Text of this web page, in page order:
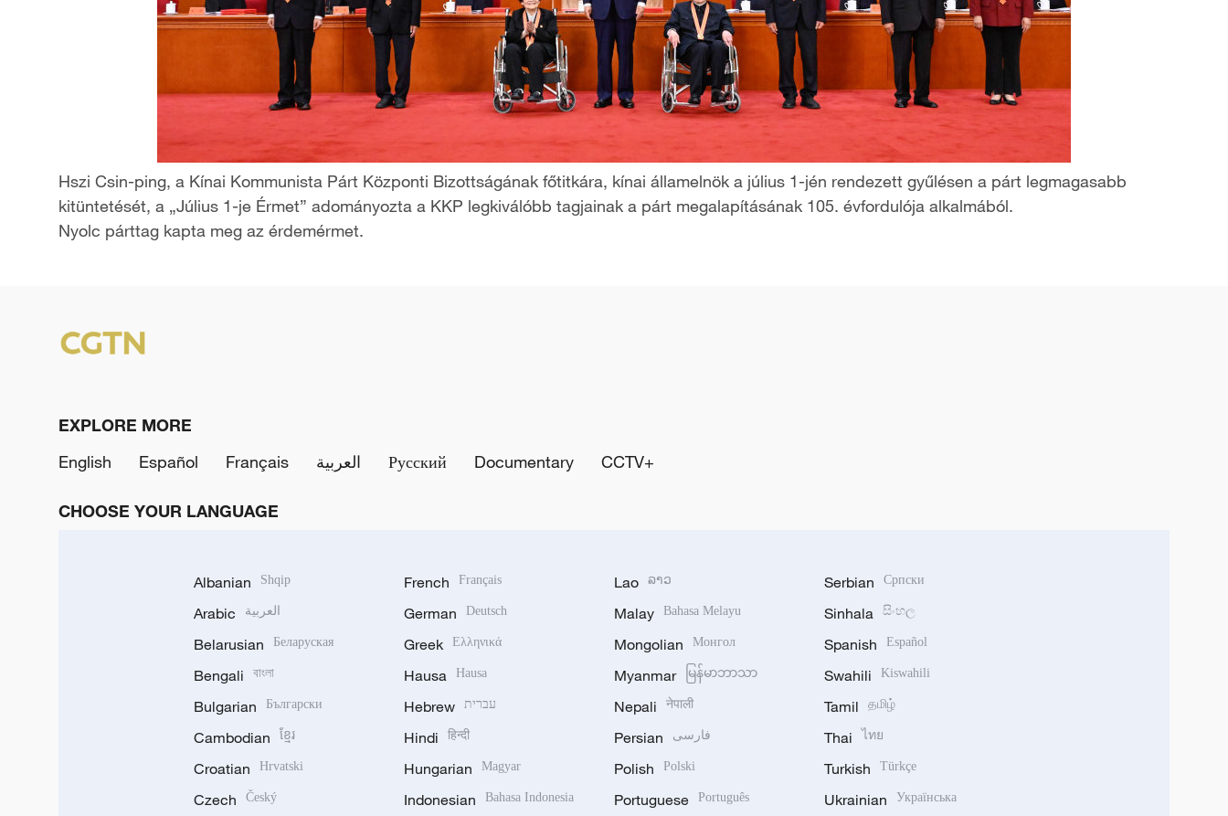
Hszi Csin-ping, a Kínai Kommunista Párt Központi Bizottságának főtitkára, kínai államelnök a július 1-jén rendezett gyűlésen a párt legmagasabb
kitüntetését, a „Július 1-je Érmet” adományozta a KKP legkiválóbb tagjainak a párt megalapításának 105. évfordulója alkalmából.
Nyolc párttag kapta meg az érdemérmet.
EXPLORE MORE
English
Español Français العربية Русский Documentary CCTV+
CHOOSE YOUR LANGUAGE
Albanian Shqip
Arabic العربية
Belarusian Беларуская
Bengali বাংলা
Bulgarian Български
Cambodian ខ្មែរ
Croatian Hrvatski
Czech Český
French Français
German Deutsch
Greek Ελληνικά
Hausa Hausa
Hebrew עברית
Hindi हिन्दी
Hungarian Magyar
Indonesian Bahasa Indonesia
Lao ລາວ
Malay Bahasa Melayu
Mongolian Монгол
Myanmar မြန်မာဘာသာ
Nepali नेपाली
Persian فارسی
Polish Polski
Portuguese Português
Serbian Српски
Sinhala සිංහල
Spanish Español
Swahili Kiswahili
Tamil தமிழ்
Thai ไทย
Turkish Türkçe
Ukrainian Українська